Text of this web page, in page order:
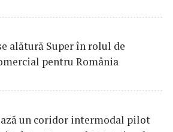
alătură Super în rolul de
pentru România
un coridor intermodal pilot